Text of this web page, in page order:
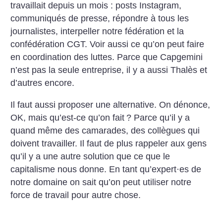
travaillait depuis un mois : posts Instagram,
communiqués de presse, répondre à tous les
journalistes, interpeller notre fédération et la
confédération CGT. Voir aussi ce qu’on peut faire
en coordination des luttes. Parce que Capgemini
n’est pas la seule entreprise, il y a aussi Thalès et
d’autres encore.
Il faut aussi proposer une alternative. On dénonce,
OK, mais qu’est-ce qu’on fait ? Parce qu’il y a
quand même des camarades, des collègues qui
doivent travailler. Il faut de plus rappeler aux gens
qu’il y a une autre solution que ce que le
capitalisme nous donne. En tant qu’expert·es de
notre domaine on sait qu’on peut utiliser notre
force de travail pour autre chose.